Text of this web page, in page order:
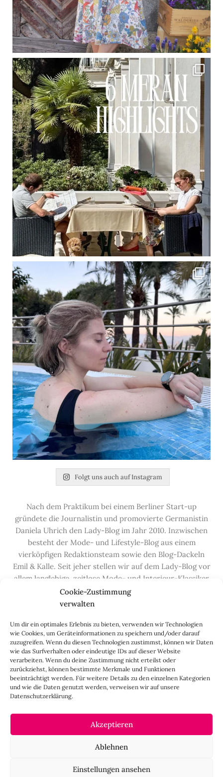
Cookie-Zustimmung
verwalten
Um dir ein optimales Erlebnis zu bieten, verwenden wir Technologien
wie Cookies, um Geräteinformationen zu speichern und/oder darauf
zuzugreifen. Wenn du diesen Technologien zustimmst, können wir Daten
wie das Surfverhalten oder eindeutige IDs auf dieser Website
verarbeiten. Wenn du deine Zustimmung nicht erteilst oder
zurückziehst, können bestimmte Merkmale und Funktionen
beeinträchtigt werden. Für weitere Details zu den einzelnen Kategorien
und wie die Daten genutzt werden, verweisen wir auf unsere
Datenschutzerklärung.
Akzeptieren
Ablehnen
Einstellungen ansehen
Folgt uns auch auf Instagram
Nach dem Praktikum bei einem Berliner Start-up
gründete die Journalistin und promovierte Germanistin
Daniela Uhrich den Lady-Blog im Jahr 2010. Inzwischen
besteht der Mode- und Lifestyle-Blog aus einem
vierköpfigen Redaktionsteam sowie den Blog-Dackeln
Emil & Kalle. Seit jeher stellen wir auf dem Lady-Blog vor
allem langlebige, zeitlose Mode- und Interieur-Klassiker
vor, die hochwertig verarbeitet und unter guten
Bedingungen hergestellt wurden – gerne „Made in
Handwerksberufe und kleine feine Firmen, denen wir
hier auf dem Blog eine Präsentationsfläche bieten, sowie
alle Dinge, die das Leben ein bisschen schöner machen.
Darüber hinaus legen wir großen Wert auf den
Austausch mit Euch, den Leserinnen – über die
Kommentarfunktion, dieLady-Frage, dieLove-List
auch überInstagram
IMPRESSUM
CO 2